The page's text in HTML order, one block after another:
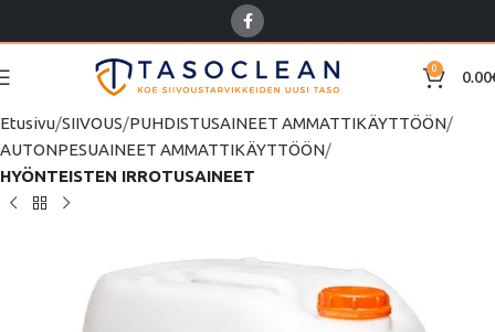
0 0.00
Etusivu SIIVOUS PUHDISTUSAINEET AMMATTIKÄYTTÖÖN
AUTONPESUAINEET AMMATTIKÄYTTÖÖN
HYÖNTEISTEN IRROTUSAINEET